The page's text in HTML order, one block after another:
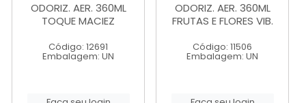
ODORIZ. AER. 360ML
TOQUE MACIEZ
Código: 12691
Embalagem: UN
ODORIZ. AER. 360ML
FRUTAS E FLORES VIB.
Código: 11506
Embalagem: UN